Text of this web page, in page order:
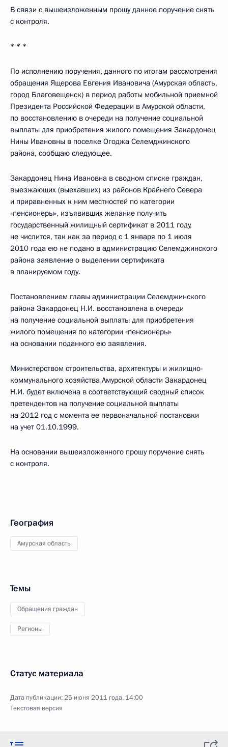
В связи с вышеизложенным прошу данное поручение снять
с контроля.
* * *
По исполнению поручения, данного по итогам рассмотрения
обращения Ящерова Евгения Ивановича (Амурская область,
город Благовещенск) в период работы мобильной приемной
Президента Российской Федерации в Амурской области,
по восстановлению в очереди на получение социальной
выплаты для приобретения жилого помещения Закардонец
Нины Ивановны в поселке Огоджа Селемджинского
района, сообщаю следующее.
Закардонец Нина Ивановна в сводном списке граждан,
выезжающих (выехавших) из районов Крайнего Севера
и приравненных к ним местностей по категории
«пенсионеры», изъявивших желание получить
государственный жилищный сертификат в 2011 году,
не числится, так как за период с 1 января по 1 июля
2010 года ею не подано в администрацию Селемджинского
района заявление о выделении сертификата
в планируемом году.
Постановлением главы администрации Селемджинского
района Закардонец Н.И. восстановлена в очереди
на получение социальной выплаты для приобретения
жилого помещения по категории «пенсионеры»
на основании поданного ею заявления.
Министерством строительства, архитектуры и жилищно-
коммунального хозяйства Амурской области Закардонец
Н.И. будет включена в соответствующий сводный список
претендентов на получение социальной выплаты
на 2012 год с момента ее первоначальной постановки
на учет 01.10.1999.
На основании вышеизложенного прошу поручение снять
с контроля.
География
Амурская область
Темы
Обращения граждан
Регионы
Статус материала
Дата публикации:25 июня 2011 года, 14:00
Текстовая версия